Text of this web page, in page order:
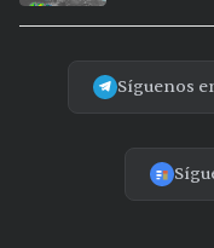
Síguenos